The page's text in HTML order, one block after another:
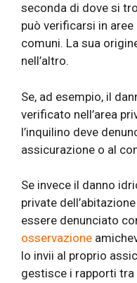
seconda di dove si
può verificarsi in
comuni. La sua
nell’altro.
Se, ad esempio, il
verificato nell’area
l’inquilino deve
assicurazione o al
Se invece il danno
private
essere denunciato
osservazione
lo invii al proprio
gestisce i rapporti